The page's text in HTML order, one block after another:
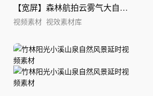
【宽屏】森林航拍云雾气大自然阳光
视频素材 视效素材库